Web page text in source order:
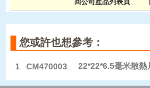
回公司產品列表頁
您或許也想參考：
1 CM470003 22*22*6.5毫米散熱